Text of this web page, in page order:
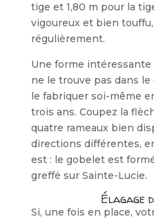
tige et 1,80 m pour la
vigoureux et bien
réguliè­rement.
Une forme
ne le trouve pas dans
le fabriquer soi-même
trois ans. Coupez la
quatre rameaux bien
directions différentes,
est : le gobelet est
greffé sur Sainte-Lucie.
Élagage
Si, une fois en place,